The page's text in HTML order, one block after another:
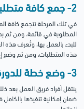
2- جمع كافة متطلبات المنتج
في تلك المرحلة تتجمع كافة
المطلوبة في قائمة، ومن ثم
هذه المتطلبات، ومن ثم وضع
3- وضع خطة للدورة
ينتقل أفراد فريق العمل بعد
ضمان إمكانية تنفيذها